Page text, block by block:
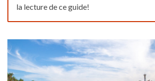
la lecture de ce guide!